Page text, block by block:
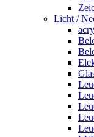
Licht /